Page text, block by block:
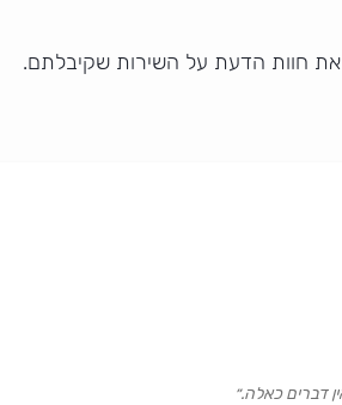
את חוות הדעת על השירות שקיבלתם.
דברים כאלה.״